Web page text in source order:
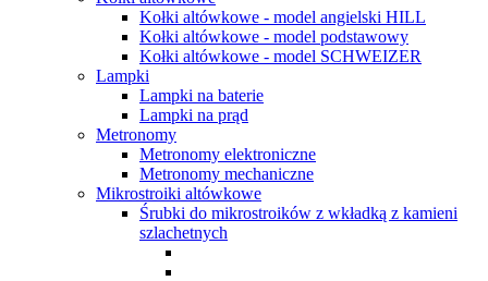
Kołki altówkowe - model angielski HILL
Kołki altówkowe - model podstawowy
Kołki altówkowe - model SCHWEIZER
Lampki
Lampki na baterie
Lampki na prąd
Metronomy
Metronomy elektroniczne
Metronomy mechaniczne
Mikrostroiki altówkowe
Śrubki do mikrostroików z wkładką z kamieni
szlachetnych